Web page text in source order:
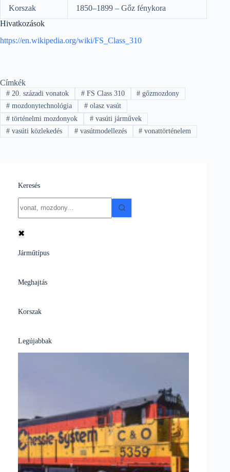
Korszak
1850–1899 – Gőz fénykora
Hivatkozások
https://en.wikipedia.org/wiki/FS_Class_310
Címkék
#20. századi vonatok #FS Class 310 # gőzmozdony
#mozdonytechnológia #olasz vasút
#történelmi mozdonyok #vasúti járművek
#vasúti közlekedés #vasútmodellezés # vonattörténelem
Keresés
results
✖
Járműtípus
Meghajtás
Korszak
Legújabbak